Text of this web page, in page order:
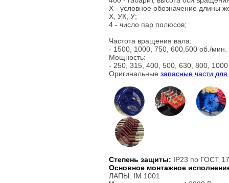
Х - условное обозначение длины
Х, УК, У;
4 - число пар полюсов;
Частота вращения вала:
- 1500, 1000, 750, 600,500 об./мин.
Мощность:
- 250, 315, 400, 500, 630, 800, 1000
Оригинальные запасные части для
Степень защиты: IP23 по ГОСТ
Основное монтажное
ЛАПЫ: IM 1001